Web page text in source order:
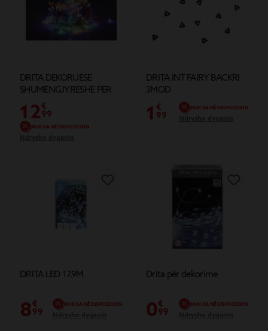
DRITA DEKORUESE
SHUMENGJYRESHE PER
BREDH 180LED
12€
99
NUK KA NË DISPOZICION
DRITA INT FAIRY BACKRI
3MOD
1 €
99
NUK KA NË DISPOZICION
DRITA LED 17.9M
8€
99
NUK KA NË DISPOZICION
Drita për dekorime
0€
99
NUK KA NË DISPOZICION